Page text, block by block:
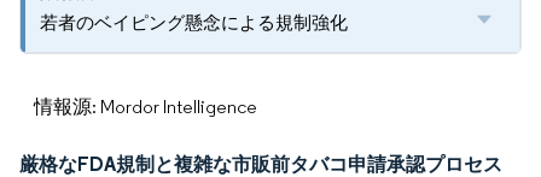
若者のベイピング懸念による規制強化
情報源: Mordor Intelligence
厳格なFDA規制と複雑な市販前タバコ申請承認プロセス